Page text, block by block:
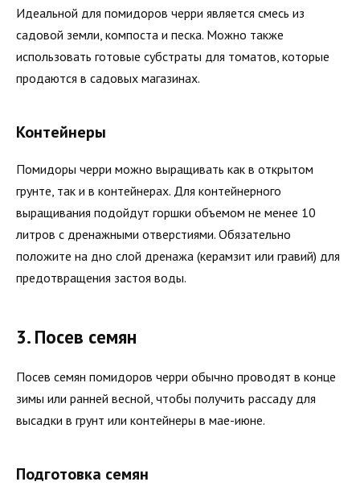
Идеальной для помидоров черри является смесь из
садовой земли, компоста и песка. Можно также
использовать готовые субстраты для томатов, которые
продаются в садовых магазинах.
Контейнеры
Помидоры черри можно выращивать как в открытом
грунте, так и в контейнерах. Для контейнерного
выращивания подойдут горшки объемом не менее 10
литров с дренажными отверстиями. Обязательно
положите на дно слой дренажа (керамзит или гравий) для
предотвращения застоя воды.
3. Посев семян
Посев семян помидоров черри обычно проводят в конце
зимы или ранней весной, чтобы получить рассаду для
высадки в грунт или контейнеры в мае-июне.
Подготовка семян